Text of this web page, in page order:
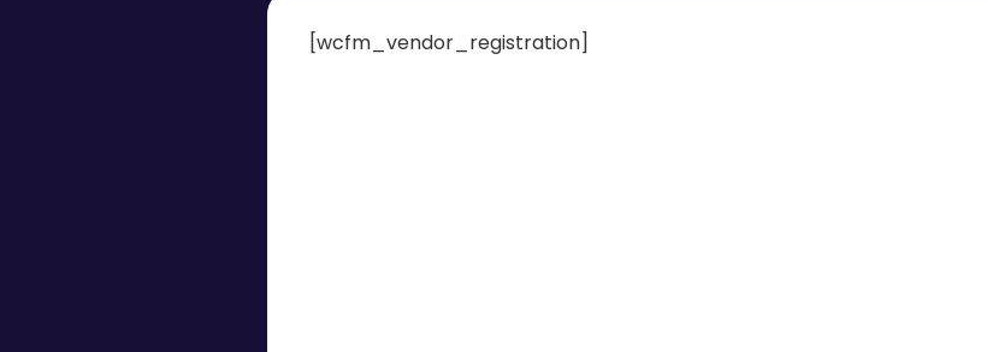
[wcfm_vendor_registration]